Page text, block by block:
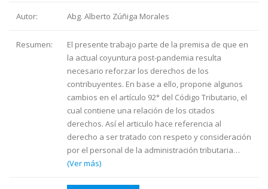
Autor: Abg. Alberto Zúñiga Morales
Resumen:
El presente trabajo parte de la premisa de que en
la actual coyuntura post-pandemia resulta
necesario reforzar los derechos de los
contribuyentes. En base a ello, propone algunos
cambios en el artículo 92° del Código Tributario, el
cual contiene una relación de los citados
derechos. Así el articulo hace referencia al
derecho a ser tratado con respeto y consideración
por el personal de la administración tributaria…
(Ver más)